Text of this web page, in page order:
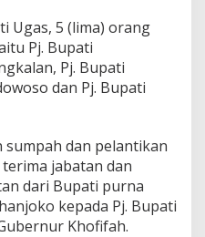
Ugas, 5 (lima) orang
Pj. Bupati
Pj. Bupati
dan Pj. Bupati
dan pelantikan
jabatan dan
dari Bupati purna
kepada Pj. Bupati
Khofifah.